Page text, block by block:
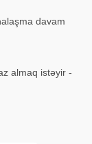
davam
almaq istəyir -